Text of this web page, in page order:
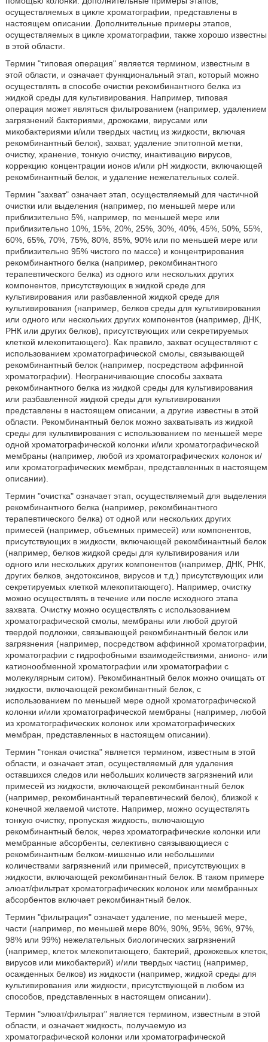
осуществляемых в цикле хроматографии, представлены в
настоящем описании. Дополнительные примеры этапов,
осуществляемых в цикле хроматографии, также хорошо известны
в этой области.
Термин "типовая операция" является термином, известным в
этой области, и означает функциональный этап, который можно
осуществлять в способе очистки рекомбинантного белка из
жидкой среды для культивирования. Например, типовая
операция может являться фильтрованием (например, удалением
загрязнений бактериями, дрожжами, вирусами или
микобактериями и/или твердых частиц из жидкости, включая
рекомбинантный белок), захват, удаление эпитопной метки,
очистку, хранение, тонкую очистку, инактивацию вирусов,
коррекцию концентрации ионов и/или pH жидкости, включающей
рекомбинантный белок, и удаление нежелательных солей.
Термин "захват" означает этап, осуществляемый для частичной
очистки или выделения (например, по меньшей мере или
приблизительно 5%, например, по меньшей мере или
приблизительно 10%, 15%, 20%, 25%, 30%, 40%, 45%, 50%, 55%,
60%, 65%, 70%, 75%, 80%, 85%, 90% или по меньшей мере или
приблизительно 95% чистого по массе) и концентрирования
рекомбинантного белка (например, рекомбинантного
терапевтического белка) из одного или нескольких других
компонентов, присутствующих в жидкой среде для
культивирования или разбавленной жидкой среде для
культивирования (например, белков среды для культивирования
или одного или нескольких других компонентов (например, ДНК,
РНК или других белков), присутствующих или секретируемых
клеткой млекопитающего). Как правило, захват осуществляют с
использованием хроматографической смолы, связывающей
рекомбинантный белок (например, посредством аффинной
хроматографии). Неограничивающие способы захвата
рекомбинантного белка из жидкой среды для культивирования
или разбавленной жидкой среды для культивирования
представлены в настоящем описании, а другие известны в этой
области. Рекомбинантный белок можно захватывать из жидкой
среды для культивирования с использованием по меньшей мере
одной хроматографической колонки и/или хроматографической
мембраны (например, любой из хроматографических колонок и/
или хроматографических мембран, представленных в настоящем
описании).
Термин "очистка" означает этап, осуществляемый для выделения
рекомбинантного белка (например, рекомбинантного
терапевтического белка) от одной или нескольких других
примесей (например, объемных примесей) или компонентов,
присутствующих в жидкости, включающей рекомбинантный белок
(например, белков жидкой среды для культивирования или
одного или нескольких других компонентов (например, ДНК, РНК,
других белков, эндотоксинов, вирусов и т.д.) присутствующих или
секретируемых клеткой млекопитающего). Например, очистку
можно осуществлять в течение или после исходного этапа
захвата. Очистку можно осуществлять с использованием
хроматографической смолы, мембраны или любой другой
твердой подложки, связывающей рекомбинантный белок или
загрязнения (например, посредством аффинной хроматографии,
хроматографии с гидрофобными взаимодействиями, анионо- или
катионообменной хроматографии или хроматографии с
молекулярным ситом). Рекомбинантный белок можно очищать от
жидкости, включающей рекомбинантный белок, с
использованием по меньшей мере одной хроматографической
колонки и/или хроматографической мембраны (например, любой
из хроматографических колонок или хроматографических
мембран, представленных в настоящем описании).
Термин "тонкая очистка" является термином, известным в этой
области, и означает этап, осуществляемый для удаления
оставшихся следов или небольших количеств загрязнений или
примесей из жидкости, включающей рекомбинантный белок
(например, рекомбинантный терапевтический белок), близкой к
конечной желаемой чистоте. Например, можно осуществлять
тонкую очистку, пропуская жидкость, включающую
рекомбинантный белок, через хроматографические колонки или
мембранные абсорбенты, селективно связывающиеся с
рекомбинантным белком-мишенью или небольшими
количествами загрязнений или примесей, присутствующих в
жидкости, включающей рекомбинантный белок. В таком примере
элюат/фильтрат хроматографических колонок или мембранных
абсорбентов включает рекомбинантный белок.
Термин "фильтрация" означает удаление, по меньшей мере,
части (например, по меньшей мере 80%, 90%, 95%, 96%, 97%,
98% или 99%) нежелательных биологических загрязнений
(например, клеток млекопитающего, бактерий, дрожжевых клеток,
вирусов или микобактерий) и/или твердых частиц (например,
осажденных белков) из жидкости (например, жидкой среды для
культивирования или жидкости, присутствующей в любом из
способов, представленных в настоящем описании).
Термин "элюат/фильтрат" является термином, известным в этой
области, и означает жидкость, получаемую из
хроматографической колонки или хроматографической